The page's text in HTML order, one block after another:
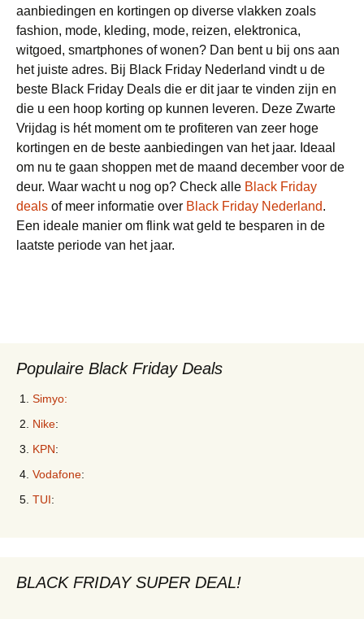
aanbiedingen en kortingen op diverse vlakken zoals
fashion, mode, kleding, mode, reizen, elektronica,
witgoed, smartphones of wonen? Dan bent u bij ons aan
het juiste adres. Bij Black Friday Nederland vindt u de
beste Black Friday Deals die er dit jaar te vinden zijn en
die u een hoop korting op kunnen leveren. Deze Zwarte
Vrijdag is hét moment om te profiteren van zeer hoge
kortingen en de beste aanbiedingen van het jaar. Ideaal
om nu te gaan shoppen met de maand december voor de
deur. Waar wacht u nog op? Check alle Black Friday
deals of meer informatie over Black Friday Nederland.
Een ideale manier om flink wat geld te besparen in de
laatste periode van het jaar.
Populaire Black Friday Deals
Simyo:
Nike:
KPN:
Vodafone:
TUI:
BLACK FRIDAY SUPER DEAL!